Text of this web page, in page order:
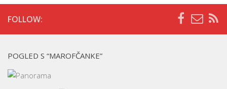
FOLLOW:
POGLED S “MAROFČANKE”